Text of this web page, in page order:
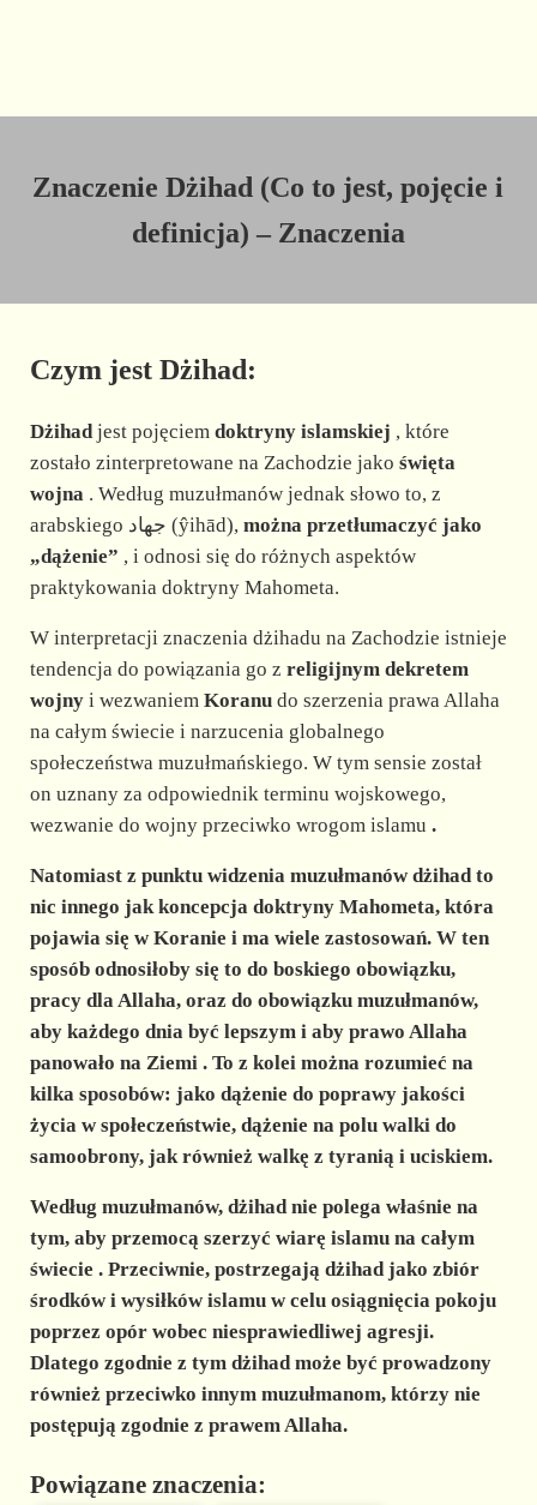
Znaczenie Dżihad (Co to jest, pojęcie i
definicja) – Znaczenia
Czym jest Dżihad:
Dżihadjest pojęciem doktryny islamskiej , które
zostało zinterpretowane na Zachodzie jako święta
wojna. Według muzułmanów jednak słowo to, z
arabskiego ﺟﻬﺎﺩ (ŷihād), można przetłumaczyć jako
„dążenie” , i odnosi się do różnych aspektów
praktykowania doktryny Mahometa.
W interpretacji znaczenia dżihadu na Zachodzie istnieje
tendencja do powiązania go z religijnym dekretem
wojnyi wezwaniem Koranudo szerzenia prawa Allaha
na całym świecie i narzucenia globalnego
społeczeństwa muzułmańskiego. W tym sensie został
on uznany za odpowiednik terminu wojskowego,
wezwanie do wojny przeciwko wrogom islamu .
Natomiast z punktu widzenia muzułmanów dżihad to
nic innego jak koncepcja doktryny Mahometa, która
pojawia się w Koranie i ma wiele zastosowań. W ten
sposób odnosiłoby się to do boskiego obowiązku,
pracy dla Allaha, oraz do obowiązku muzułmanów,
aby każdego dnia być lepszym i aby prawo Allaha
panowało na Ziemi. To z kolei można rozumieć na
kilka sposobów: jako dążenie do poprawy jakości
życia w społeczeństwie, dążenie na polu walki do
samoobrony, jak również walkę z tyranią i uciskiem.
Według muzułmanów, dżihad nie polega właśnie na
tym, aby przemocą szerzyć wiarę islamu na całym
świecie . Przeciwnie, postrzegają dżihad jako zbiór
środków i wysiłków islamu w celu osiągnięcia pokoju
poprzez opór wobec niesprawiedliwej agresji.
Dlatego zgodnie z tym dżihad może być prowadzony
również przeciwko innym muzułmanom, którzy nie
postępują zgodnie z prawem Allaha.
Powiązane znaczenia: